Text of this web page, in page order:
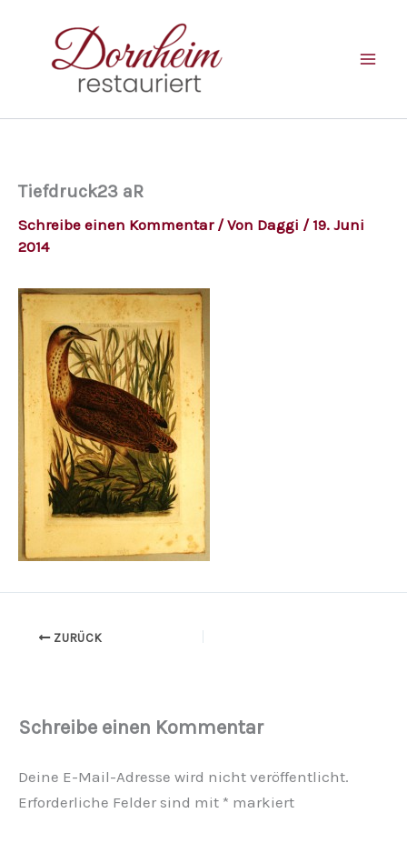
springen
Tiefdruck23 aR
Schreibe einen Kommentar / Von Daggi / 19. Juni
2014
ZURÜCK
Schreibe einen Kommentar
Deine E-Mail-Adresse wird nicht veröffentlicht.
Erforderliche Felder sind mit * markiert